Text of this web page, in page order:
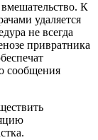
К
удаляется
не всегда
привратника
сообщения